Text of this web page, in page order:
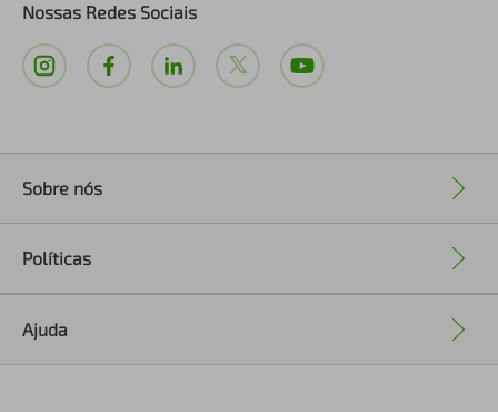
Nossas Redes Sociais
Sobre nós
Políticas
Ajuda